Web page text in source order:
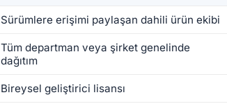
Sürümlere erişimi paylaşan dahili ürün ekibi
Tüm departman veya şirket genelinde
dağıtım
Bireysel geliştirici lisansı